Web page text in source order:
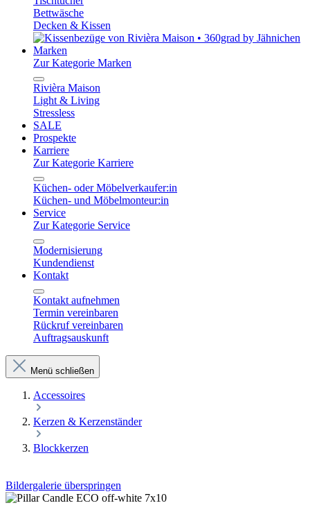
Bettwäsche
Decken & Kissen
Marken
Zur Kategorie Marken
Rivièra Maison
Light & Living
Stressless
SALE
Prospekte
Karriere
Zur Kategorie Karriere
Küchen- oder Möbelverkaufer:in
Küchen- und Möbelmonteur:in
Service
Zur Kategorie Service
Modernisierung
Kundendienst
Kontakt
Kontakt aufnehmen
Termin vereinbaren
Rückruf vereinbaren
Auftragsauskunft
Menü schließen
Accessoires
Kerzen & Kerzenständer
Blockkerzen
Bildergalerie überspringen